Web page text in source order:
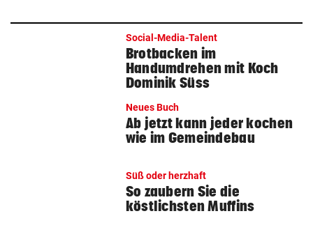
Social-Media-Talent
Brotbacken im
Handumdrehen mit Koch
Dominik Süss
Neues Buch
Ab jetzt kann jeder kochen
wie im Gemeindebau
Süß oder herzhaft
So zaubern Sie die
köstlichsten Muffins